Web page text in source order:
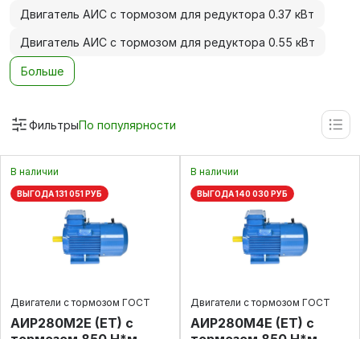
Двигатель АИС с тормозом для редуктора 0.37 кВт
Двигатель АИС с тормозом для редуктора 0.55 кВт
Больше
ФильтрыПо популярности
В наличии
ВЫГОДА 131 051 РУБ
Двигатели с тормозом ГОСТ
АИР280М2E (ET) с
В наличии
ВЫГОДА 140 030 РУБ
Двигатели с тормозом ГОСТ
АИР280М4E (ET) с